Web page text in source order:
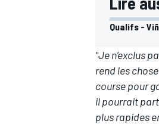
Qualifs -
"Je n’exclus
rend les
course pour
il pourrait
plus rapides